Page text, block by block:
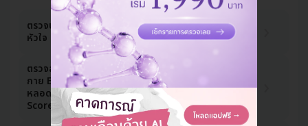
ตรวจปริมาณแคลเซียมในหลอดเลือด
หัวใจ ด้วยวิธี CT Calcium Score
1,190 บาท
2,590 บาท -54%
ตรวจสมรรถภาพหัวใจขณะออกกำลัง
กาย EST + ตรวจปริมาณหินปูนใน
หลอดเลือดหัวใจ CT Calcium
Score (ทุกช่วงวัย)